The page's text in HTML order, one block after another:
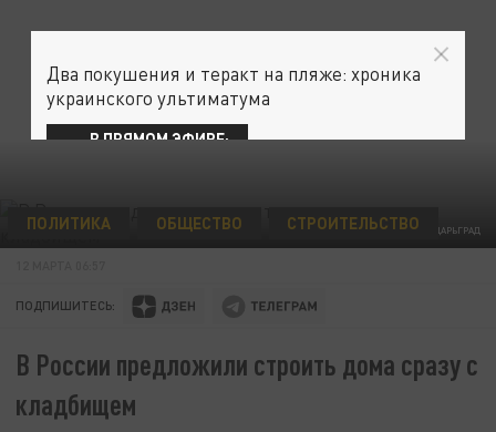
ФОТО: ЦАРЬГРАД
ПОЛИТИКА ОБЩЕСТВО СТРОИТЕЛЬСТВО
ПОДПИШИТЕСЬ:
В России предложили строить дома сразу с
кладбищем
Два покушения и теракт на пляже: хроника
украинского ультиматума
В ПРЯМОМ ЭФИРЕ: